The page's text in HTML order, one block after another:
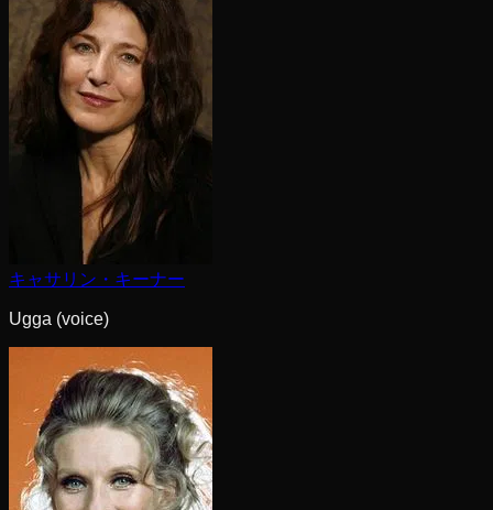
キャサリン・キーナー
Ugga (voice)